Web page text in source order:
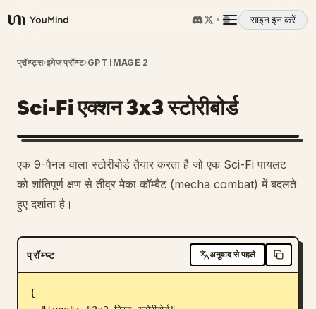
YouMind
साइन इन करें
अवलोकन
उपयोग के मामले
प्रॉम्प्ट
मूल्य निर्धारण
डाउनलोड
प्रॉम्प्ट्स›इमेज प्रॉम्प्ट›GPT IMAGE 2
Sci-Fi एक्शन 3x3 स्टोरीबोर्ड
1
एक 9-पैनल वाला स्टोरीबोर्ड तैयार करता है जो एक Sci-Fi पायलट
को शांतिपूर्ण क्षण से तीव्र मेका कॉम्बैट (mecha combat) में बदलते
हुए दर्शाता है।
प्रॉम्प्ट अनुवाद से पहले
{